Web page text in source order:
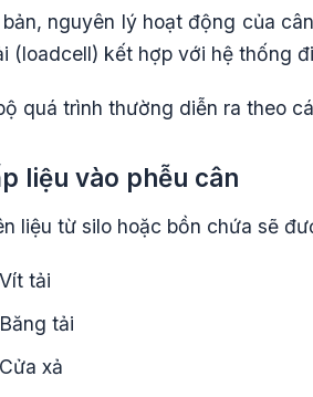
nguyên lý hoạt động của
(loadcell) kết hợp với hệ thống
quá trình thường diễn ra theo
liệu vào phễu cân
liệu từ silo hoặc bồn chứa sẽ
Vít tải
Băng tải
Cửa xả